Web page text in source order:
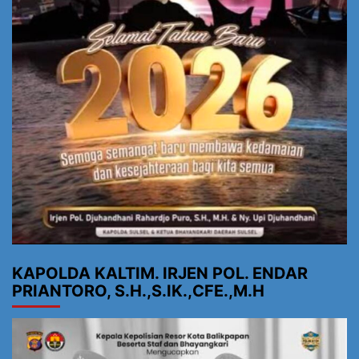
KAPOLDA KALTIM. IRJEN POL. ENDAR
PRIANTORO, S.H.,S.IK.,CFE.,M.H